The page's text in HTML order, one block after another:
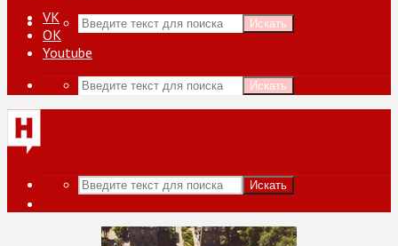
Искать
VK
ОК
Youtube
Искать
Искать